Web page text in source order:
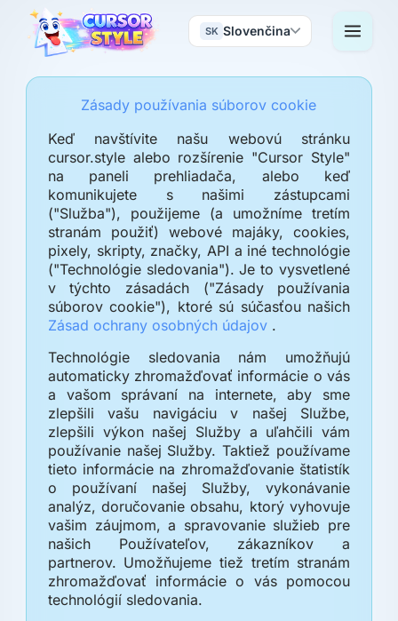
SK Slovenčina
Zásady používania súborov cookie
Keď navštívite našu webovú stránku
cursor.style alebo rozšírenie "Cursor Style"
na paneli prehliadača, alebo keď
komunikujete s našimi zástupcami
("Služba"), použijeme (a umožníme tretím
stranám použiť) webové majáky, cookies,
pixely, skripty, značky, API a iné technológie
("Technológie sledovania"). Je to vysvetlené
v týchto zásadách ("Zásady používania
súborov cookie"), ktoré sú súčasťou našich
Zásad ochrany osobných údajov .
Technológie sledovania nám umožňujú
automaticky zhromažďovať informácie o vás
a vašom správaní na internete, aby sme
zlepšili vašu navigáciu v našej Službe,
zlepšili výkon našej Služby a uľahčili vám
používanie našej Služby. Taktiež používame
tieto informácie na zhromažďovanie štatistík
o používaní našej Služby, vykonávanie
analýz, doručovanie obsahu, ktorý vyhovuje
vašim záujmom, a spravovanie služieb pre
našich Používateľov, zákazníkov a
partnerov. Umožňujeme tiež tretím stranám
zhromažďovať informácie o vás pomocou
technológií sledovania.